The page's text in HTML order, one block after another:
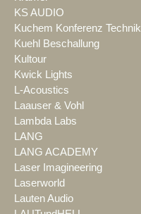
KS AUDIO
Kuchem Konferenz Technik
Kuehl Beschallung
Kultour
Kwick Lights
L-Acoustics
Laauser & Vohl
Lambda Labs
LANG
LANG ACADEMY
Laser Imagineering
Laserworld
Lauten Audio